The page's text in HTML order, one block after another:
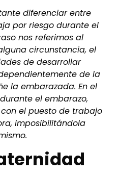
diferenciar entre
por riesgo durante el
nos referimos al
circunstancia, el
de desarrollar
de la
la embarazada. En el
el embarazo,
el puesto de trabajo
imposibilitándola